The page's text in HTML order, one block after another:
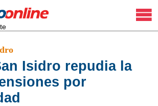
Isidro repudia la
por